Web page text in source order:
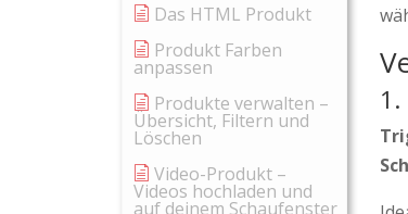
Das HTML Produkt
Produkt Farben
anpassen
Produkte verwalten –
Übersicht, Filtern und
Löschen
Video-Produkt –
Videos hochladen und
auf deinem Schaufenster